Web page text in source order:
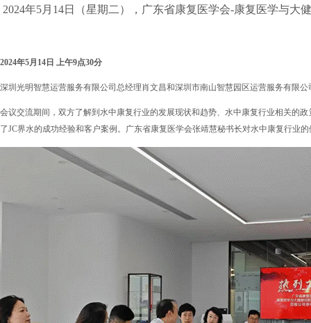
2024年5月14日（星期二），广东省康复医学会-康复医学与大
2024年5月14日 上午9点30分
深圳光明智慧运营服务有限公司总经理肖文昌和深圳市南山智慧园区运营服务有限
会议交流期间，双方了解到水中康复行业的发展现状和趋势、水中康复行业相关的
了JC界水的成功经验和客户案例。广东省康复医学会张靖慧秘书长对水中康复行业